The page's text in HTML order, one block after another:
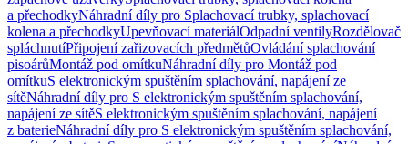
a přechodkyNáhradní díly pro Splachovací trubky, splachovací
kolena a přechodkyUpevňovací materiálOdpadní ventilyRozdělovač
spláchnutíPřipojení zařizovacích předmětůOvládání splachování
pisoárůMontáž pod omítkuNáhradní díly pro Montáž pod
omítkuS elektronickým spuštěním splachování, napájení ze
sítěNáhradní díly pro S elektronickým spuštěním splachování,
napájení ze sítěS elektronickým spuštěním splachování, napájení
z baterieNáhradní díly pro S elektronickým spuštěním splachování,